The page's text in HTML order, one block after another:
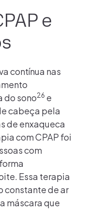
e
contínua nas
do sono26 e
cabeça pela
de enxaqueca
com CPAP foi
com
Essa terapia
constante de ar
máscara que